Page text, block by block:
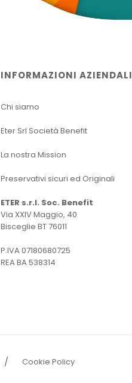
INFORMAZIONI AZIENDALI
Chi siamo
Eter Srl Società Benefit
La nostra Mission
Preservativi sicuri ed Originali
ETER s.r.l. Soc. Benefit
Via XXIV Maggio, 40
Bisceglie BT 76011
P.IVA 07180680725
REA BA 538314
Cookie Policy